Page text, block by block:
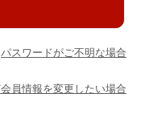
パスワードがご不明な場合
員情報を変更したい場合